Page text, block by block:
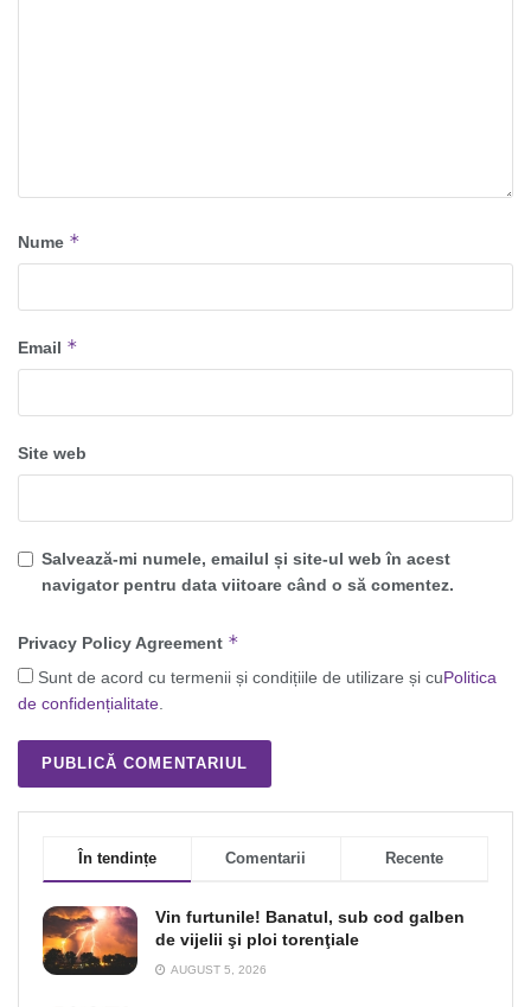
Nume *
Email *
Site web
Salvează-mi numele, emailul și site-ul web în acest
navigator pentru data viitoare când o să comentez.
Privacy Policy Agreement *
Sunt de acord cu termenii și condițiile de utilizare și cuPolitica
de confidențialitate.
În tendințe Comentarii Recente
Vin furtunile! Banatul, sub cod galben
de vijelii şi ploi torenţiale
AUGUST 5, 2026